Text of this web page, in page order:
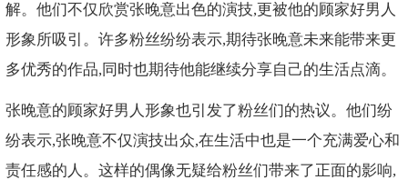
解。他们不仅欣赏张晚意出色的演技,更被他的顾家好男人
形象所吸引。许多粉丝纷纷表示,期待张晚意未来能带来更
多优秀的作品,同时也期待他能继续分享自己的生活点滴。
张晚意的顾家好男人形象也引发了粉丝们的热议。他们纷
纷表示,张晚意不仅演技出众,在生活中也是一个充满爱心和
责任感的人。这样的偶像无疑给粉丝们带来了正面的影响,